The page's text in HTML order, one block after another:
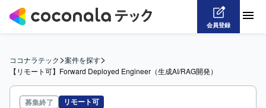
会員登録
ココナラテック>案件を探す>
【リモート可】Forward Deployed Engineer（生成AI/RAG開発）
募集終了 リモート可